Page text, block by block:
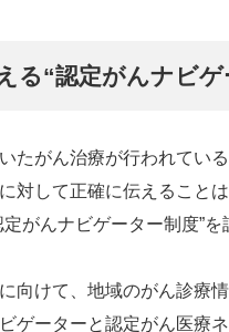
る“認定がんナビゲ
たがん治療が行われてい
対して正確に伝えること
がんナビゲーター制度”を
向けて、地域のがん診療
ゲーターと認定がん医療